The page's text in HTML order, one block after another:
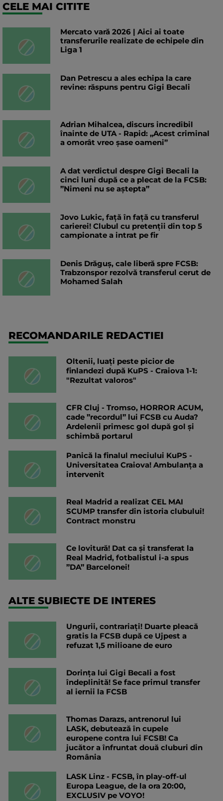
CELE MAI CITITE
Mercato vară 2026 | Aici ai toate
transferurile realizate de echipele din
Liga 1
Dan Petrescu a ales echipa la care
revine: răspuns pentru Gigi Becali
Adrian Mihalcea, discurs incredibil
înainte de UTA - Rapid: „Acest criminal
a omorât vreo șase oameni”
A dat verdictul despre Gigi Becali la
cinci luni după ce a plecat de la FCSB:
”Nimeni nu se aștepta”
Jovo Lukic, față în față cu transferul
carierei! Clubul cu pretenții din top 5
campionate a intrat pe fir
Denis Drăguș, cale liberă spre FCSB:
Trabzonspor rezolvă transferul cerut de
Mohamed Salah
RECOMANDARILE REDACTIEI
Oltenii, luați peste picior de
finlandezi după KuPS - Craiova 1-1:
"Rezultat valoros"
CFR Cluj - Tromso, HORROR ACUM,
cade ”recordul” lui FCSB cu Auda?
Ardelenii primesc gol după gol și
schimbă portarul
Panică la finalul meciului KuPS -
Universitatea Craiova! Ambulanța a
intervenit
Real Madrid a realizat CEL MAI
SCUMP transfer din istoria clubului!
Contract monstru
Ce lovitură! Dat ca și transferat la
Real Madrid, fotbalistul i-a spus
”DA” Barcelonei!
ALTE SUBIECTE DE INTERES
Ungurii, contrariați! Duarte pleacă
gratis la FCSB după ce Ujpest a
refuzat 1,5 milioane de euro
Dorința lui Gigi Becali a fost
îndeplinită! Se face primul transfer
al iernii la FCSB
Thomas Darazs, antrenorul lui
LASK, debutează în cupele
europene contra lui FCSB! Ca
jucător a înfruntat două cluburi din
România
LASK Linz - FCSB, în play-off-ul
Europa League, de la ora 20:00,
EXCLUSIV pe VOYO!